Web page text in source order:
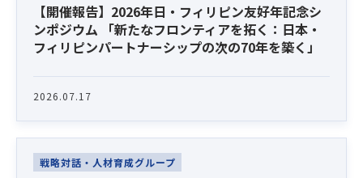
【開催報告】2026年日・フィリピン友好年記念シ
ンポジウム 「新たなフロンティアを拓く：日本・
フィリピンパートナーシップの次の70年を築く」
2026.07.17
戦略対話・人材育成グループ